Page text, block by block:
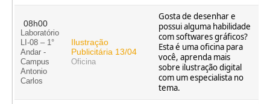
08h00
Laboratório
LI-08 – 1°
Andar -
Campus
Antonio
Carlos
Ilustração
Publicitária 13/04
Oficina
Gosta de desenhar e
possui alguma habilidade
com softwares gráficos?
Esta é uma oficina para
você, aprenda mais
sobre ilustração digital
com um especialista no
tema.